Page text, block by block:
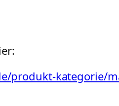
produkt-kategorie/